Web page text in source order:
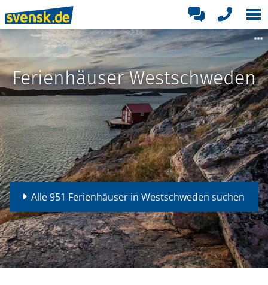
Ferienhäuser Westschweden
Alle 951 Ferienhäuser in Westschweden suchen